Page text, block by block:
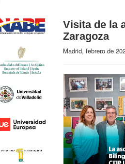
Visita de la
Zaragoza
Madrid, febrero de